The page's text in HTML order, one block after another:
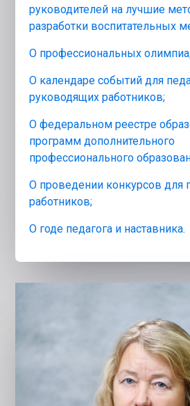
руководителей на лучшие
разработки воспитательных
О профессиональных
О календаре событий для
руководящих работников;
О федеральном реестре
программ дополнительного
профессионального
О проведении конкурсов для
работников;
О годе педагога и наставника.